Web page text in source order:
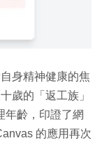
身精神健康的焦
歲的「返工族」
年齡，印證了網
的應用再次